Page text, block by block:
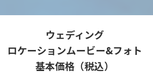
ウェディング
ロケーションムービー&フォト
基本価格（税込）